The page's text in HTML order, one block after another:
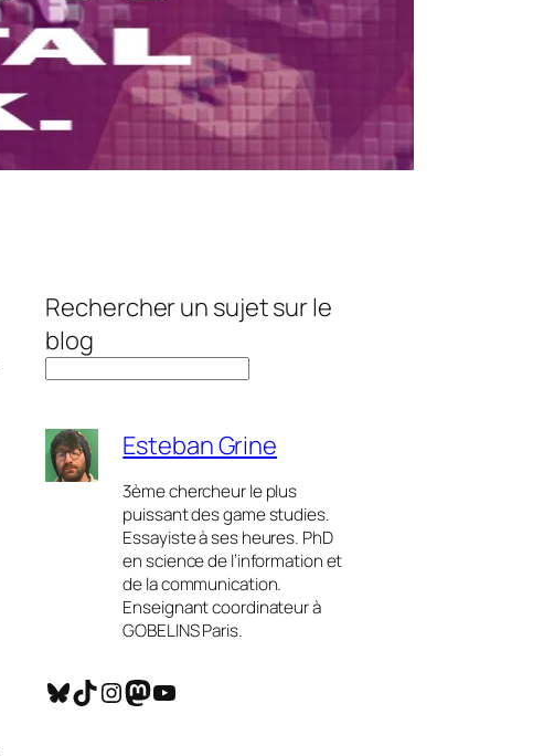
Rechercher un sujet sur le
blog
Esteban Grine
3ème chercheur le plus
puissant des game studies.
Essayiste à ses heures. PhD
en science de l’information et
de la communication.
Enseignant coordinateur à
GOBELINS Paris.
Bluesky TikTok InstagramMastodon YouTube